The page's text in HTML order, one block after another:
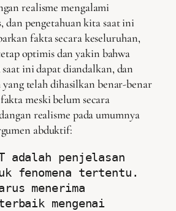
realisme mengalami
dan pengetahuan kita saat ini
fakta secara keseluruhan,
optimis dan yakin bahwa
ini dapat diandalkan, dan
telah dihasilkan benar-benar
meski belum secara
realisme pada umumnya
abduktif:
adalah penjelasan
fenomena tertentu.
menerima
mengenai